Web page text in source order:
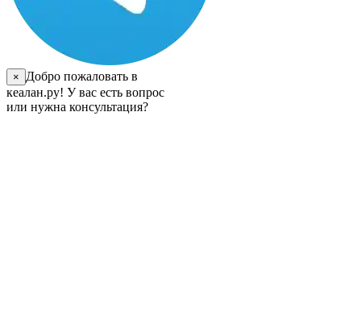
×
Добро пожаловать в
кеалан.ру! У вас есть вопрос
или нужна консультация?